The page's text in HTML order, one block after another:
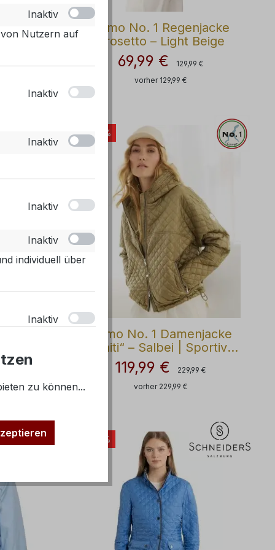
Pink
Como No. 1 Regenjacke
Grosetto – Light Beige
Verkaufspreis:
69,99 € Regulärer Preis:
129,99 €
vorher 129,99 €
Preis:
- 48%
Como No. 1 Damenjacke
„Faiti“ – Salbei | Sportiv,
leicht & funktional
Verkaufspreis:
119,99 € Regulärer Preis:
229,99 €
vorher 229,99 €
- 30%
Inaktiv
Nutzern auf
Inaktiv
Inaktiv
Inaktiv
Inaktiv
individuell über
Inaktiv
Inaktiv
Inaktiv
zu können...